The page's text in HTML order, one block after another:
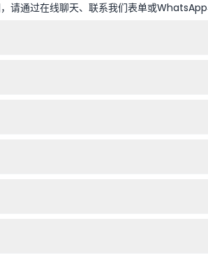
请通过在线聊天、联系我们表单或WhatsApp